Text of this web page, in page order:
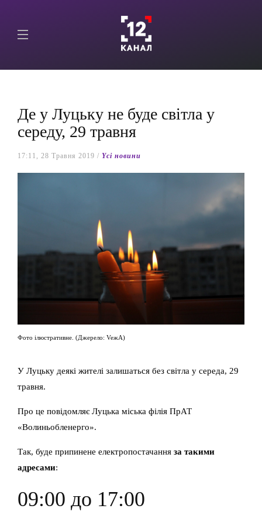
Де у Луцьку не буде світла у
середу, 29 травня
17:11, 28 Травня 2019 / Yсі новини
Фото ілюстративне. (Джерело: VeжА)
У Луцьку деякі жителі залишаться без світла у середа, 29
травня.
Про це повідомляє Луцька міська філія ПрАТ
«Волиньобленерго».
Так, буде припинене електропостачання за такими
адресами:
09:00 до 17:00